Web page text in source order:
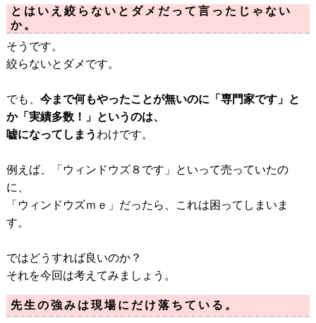
とはいえ絞らないとダメだって言ったじゃない
か。
そうです。
絞らないとダメです。
でも、 今まで何もやったことが無いのに「専門家です」と
か「実績多数！」というのは、
嘘になってしまう わけです。
例えば、「ウィンドウズ８です」といって売っていたの
に、
「ウィンドウズｍｅ」だったら、これは困ってしまいま
す。
ではどうすれば良いのか？
それを今回は考えてみましょう。
先生の強みは現場にだけ落ちている。